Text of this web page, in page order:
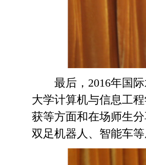
最后，2016年国际
大学计算机与信息工
获等方面和在场师生
双足机器人、智能车